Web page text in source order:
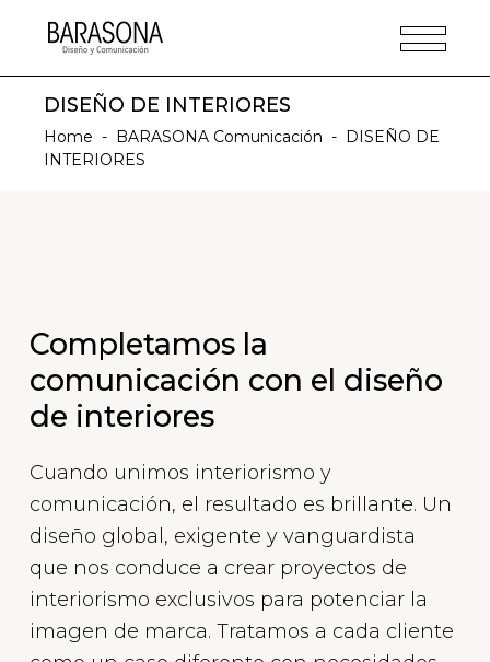
DISEÑO DE INTERIORES
Home - BARASONA Comunicación - DISEÑO DE
INTERIORES
Completamos la
comunicación con el diseño
de interiores
Cuando unimos interiorismo y
comunicación, el resultado es brillante. Un
diseño global, exigente y vanguardista
que nos conduce a crear proyectos de
interiorismo exclusivos para potenciar la
imagen de marca. Tratamos a cada cliente